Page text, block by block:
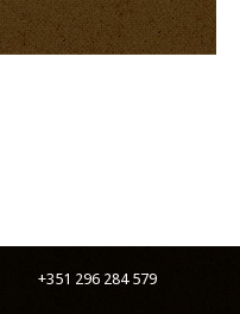
+351 296 284 579